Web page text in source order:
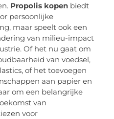
Propolis kopen biedt
persoonlijke
maar speelt ook een
van milieu-impact
Of het nu gaat om
van voedsel,
of het toevoegen
aan papier en
om een belangrijke
van
voor